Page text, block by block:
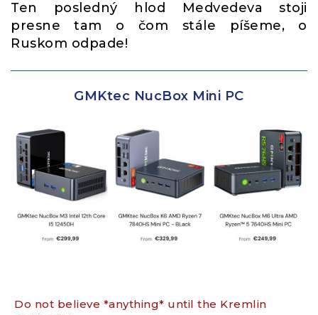
Ten posledný hlod Medvedeva stoji
presne tam o čom stále píšeme, o
Ruskom odpade!
GMKtec NucBox Mini PC
Do not believe *anything* until the Kremlin